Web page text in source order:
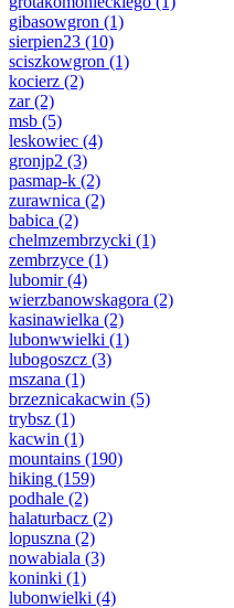
gibasowgron (1)
sierpien23 (10)
sciszkowgron (1)
kocierz (2)
zar(2)
msb (5)
leskowiec (4)
gronjp2 (3)
pasmap-k (2)
zurawnica (2)
babica (2)
chelmzembrzycki (1)
zembrzyce (1)
lubomir(4)
wierzbanowskagora (2)
kasinawielka (2)
lubonwwielki (1)
lubogoszcz (3)
mszana (1)
brzeznicakacwin (5)
trybsz (1)
kacwin (1)
mountains (190)
hiking (159)
podhale (2)
halaturbacz (2)
lopuszna (2)
nowabiala (3)
koninki (1)
lubonwielki (4)